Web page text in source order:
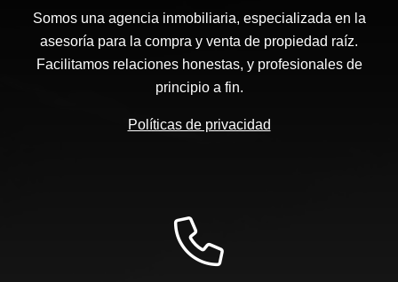
Somos una agencia inmobiliaria, especializada en la
asesoría para la compra y venta de propiedad raíz.
Facilitamos relaciones honestas, y profesionales de
principio a fin.
Políticas de privacidad